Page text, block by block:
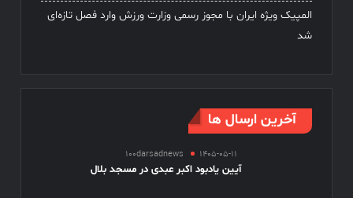
المپیک ویژه ایران با مجوز رسمی وزارت ورزش وارد فصل تازه‌ای
شد
آخرین ارسال ها
100darsadnews 1405-05-11
آیین یادبود اکبر عبدی در مسجد بلال